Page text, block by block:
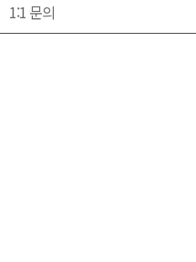
1:1 문의